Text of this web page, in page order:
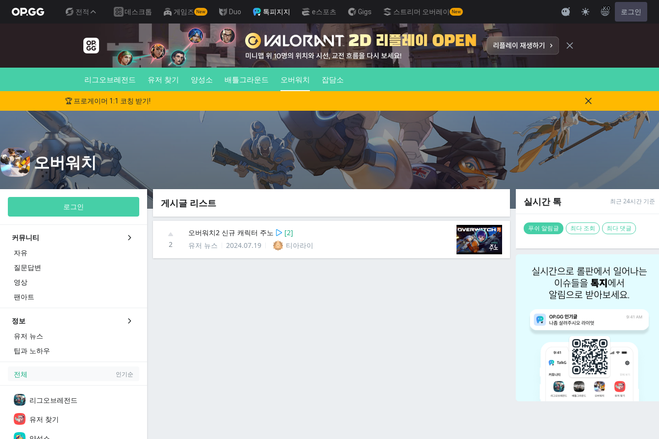
전적 데스크톱 게임즈 New Duo 톡피지지 e스포츠 Gigs 스트리머 오버레이 New
KO 로그인
리그오브레전드 유저 찾기 양성소 배틀그라운드 오버워치 잡담소
🏆 프로게이머 1:1 코칭 받기!
오버워치
로그인
커뮤니티
자유
질문답변
영상
팬아트
정보
유저 뉴스
팁과 노하우
전체 인기순
리그오브레전드
유저 찾기
게시글 리스트
2
오버워치2 신규 캐릭터 주노 [2]
유저 뉴스
2024.07.19 티아라이
실시간 톡 최근 24시간 기준
푸쉬 알림글 최다 조회 최다 댓글